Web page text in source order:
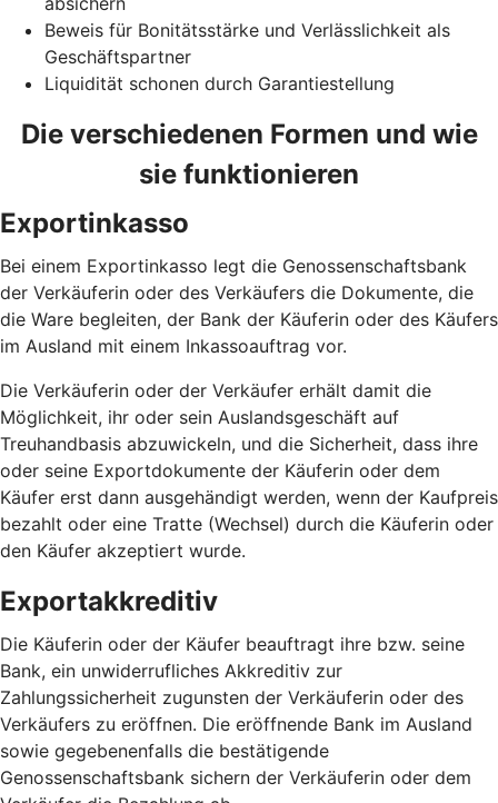
Beweis für Bonitätsstärke und Verlässlichkeit als
Geschäftspartner
Liquidität schonen durch Garantiestellung
Die verschiedenen Formen und wie
sie funktionieren
Exportinkasso
Bei einem Exportinkasso legt die Genossenschaftsbank
der Verkäuferin oder des Verkäufers die Dokumente, die
die Ware begleiten, der Bank der Käuferin oder des Käufers
im Ausland mit einem Inkassoauftrag vor.
Die Verkäuferin oder der Verkäufer erhält damit die
Möglichkeit, ihr oder sein Auslandsgeschäft auf
Treuhandbasis abzuwickeln, und die Sicherheit, dass ihre
oder seine Exportdokumente der Käuferin oder dem
Käufer erst dann ausgehändigt werden, wenn der Kaufpreis
bezahlt oder eine Tratte (Wechsel) durch die Käuferin oder
den Käufer akzeptiert wurde.
Exportakkreditiv
Die Käuferin oder der Käufer beauftragt ihre bzw. seine
Bank, ein unwiderrufliches Akkreditiv zur
Zahlungssicherheit zugunsten der Verkäuferin oder des
Verkäufers zu eröffnen. Die eröffnende Bank im Ausland
sowie gegebenenfalls die bestätigende
Genossenschaftsbank sichern der Verkäuferin oder dem